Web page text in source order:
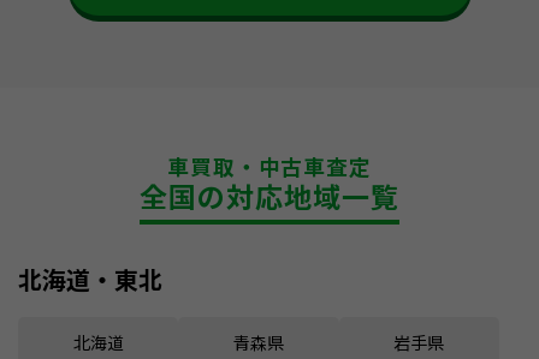
車買取・中古車査定
全国の対応地域一覧
北海道・東北
北海道 青森県 岩手県